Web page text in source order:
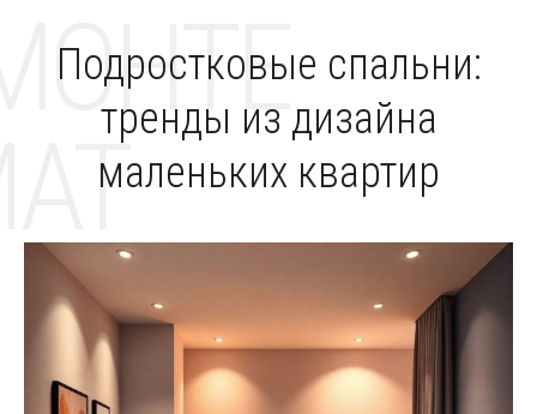
Подростковые спальни:
тренды из дизайна
маленьких квартир